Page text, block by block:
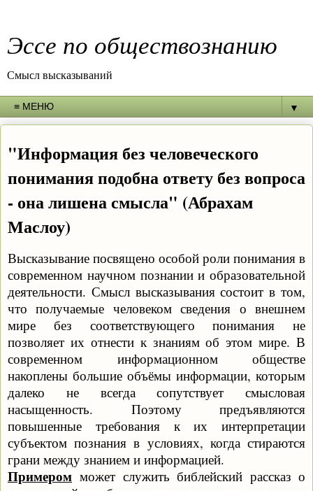
Эссе по обществознанию
Смысл высказываний
▼
"Информация без человеческого
понимания подобна ответу без вопроса
- она лишена смысла" (Абрахам
Маслоу)
Высказывание посвящено особой роли понимания в
современном научном познании и образовательной
деятельности. Смысл высказывания состоит в том,
что получаемые человеком сведения о внешнем
мире без соответствующего понимания не
позволяет их отнести к знаниям об этом мире. В
современном информационном обществе
накоплены большие объёмы информации, которым
далеко не всегда сопутствует смысловая
насыщенность. Поэтому предъявляются
повышенные требования к их интерпретации
субъектом познания в условиях, когда стираются
грани между знанием и информацией.
Примером может служить библейский рассказ о